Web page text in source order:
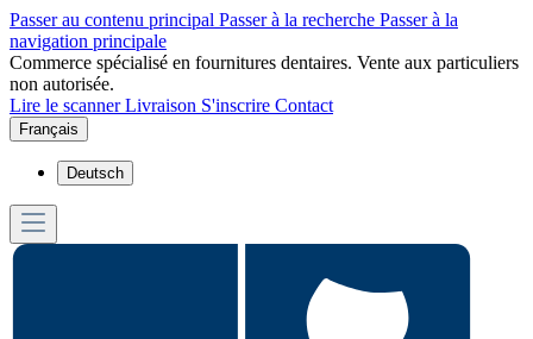
Passer au contenu principal Passer à la recherche Passer à la
navigation principale
Commerce spécialisé en fournitures dentaires. Vente aux particuliers
non autorisée.
Lire le scannerLivraison S'inscrire Contact
Français
Deutsch